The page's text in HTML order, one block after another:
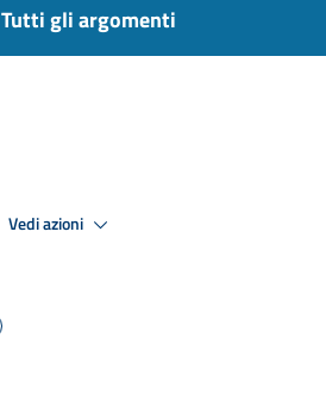
Tutti gli argomenti
Vedi azioni